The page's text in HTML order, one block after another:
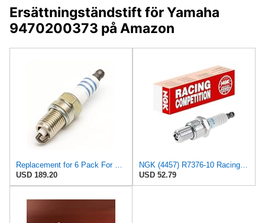
Ersättningständstift för Yamaha
9470200373 på Amazon
Replacement for 6 Pack For NGK Ruthenium HX Spark Plugs 2018-2020 for Toyota 4Runner V6 4.0L ps
USD 189.20
NGK (4457) R7376-10 Racing Spark Plug, Pack of 1
USD 52.79